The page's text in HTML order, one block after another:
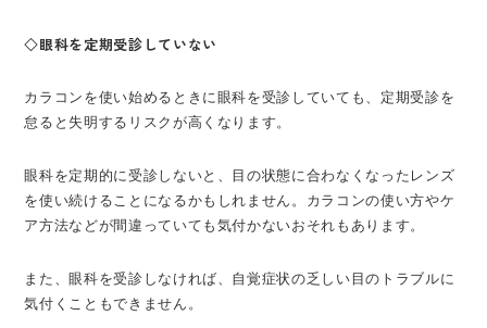
◇眼科を定期受診していない
カラコンを使い始めるときに眼科を受診していても、定期受診を
怠ると失明するリスクが高くなります。
眼科を定期的に受診しないと、目の状態に合わなくなったレンズ
を使い続けることになるかもしれません。カラコンの使い方やケ
ア方法などが間違っていても気付かないおそれもあります。
また、眼科を受診しなければ、自覚症状の乏しい目のトラブルに
気付くこともできません。